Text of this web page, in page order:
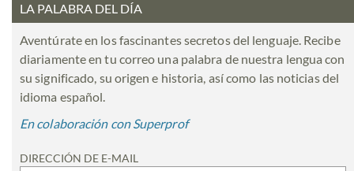
LA PALABRA DEL DÍA
Aventúrate en los fascinantes secretos del lenguaje. Recibe
diariamente en tu correo una palabra de nuestra lengua con
su significado, su origen e historia, así como las noticias del
idioma español.
En colaboración con Superprof
DIRECCIÓN DE E-MAIL